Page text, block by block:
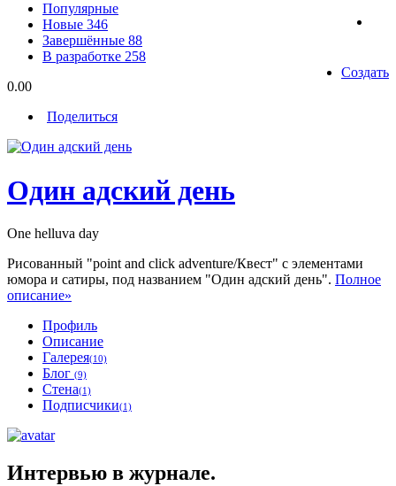
Популярные
Новые 346
Завершённые 88
В разработке 258
Создать
0.00
Поделиться
Один адский день
One helluva day
Рисованный "point and click adventure/Квест" с элементами
юмора и сатиры, под названием "Один адский день". Полное
описание»
Профиль
Описание
Галерея(10)
Блог (9)
Стена(1)
Подписчики(1)
Интервью в журнале.